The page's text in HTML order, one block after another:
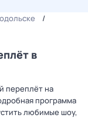
в
переплёт на
программа
любимые шоу,